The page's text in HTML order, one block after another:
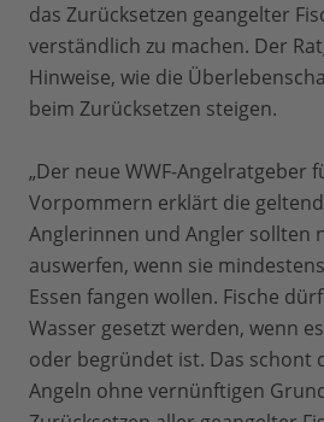
das Zurücksetzen geangelter
verständlich zu machen. Der
Hinweise, wie die
beim Zurücksetzen steigen.
„Der neue WWF-Angelratgeber
Vorpommern erklärt die
Anglerinnen und Angler sollten
auswerfen, wenn sie
Essen fangen wollen. Fische
Wasser gesetzt werden, wenn
oder begründet ist. Das schont
Angeln ohne vernünftigen